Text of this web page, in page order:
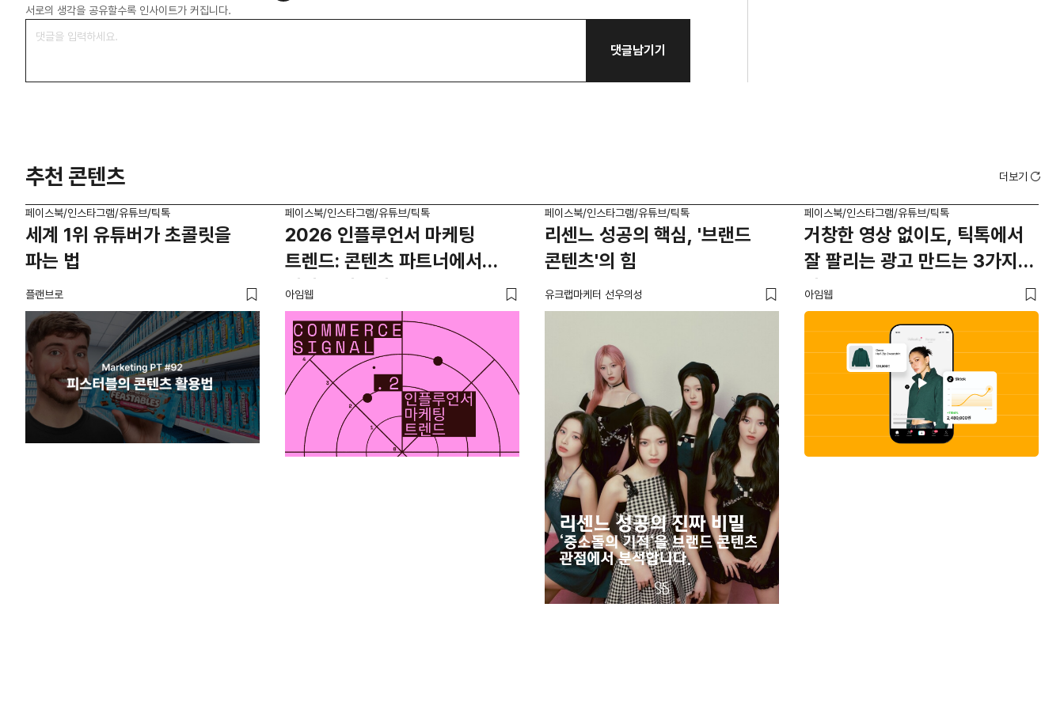
서로의 생각을 공유할수록 인사이트가 커집니다.
댓글남기기
추천 콘텐츠 더보기
페이스북/인스타그램/유튜브/틱톡
세계 1위 유튜버가 초콜릿을
파는 법
플랜브로
페이스북/인스타그램/유튜브/틱톡
2026 인플루언서 마케팅
트렌드: 콘텐츠 파트너에서
커머스 파트너로
아임웹
페이스북/인스타그램/유튜브/틱톡
리센느 성공의 핵심, '브랜드
콘텐츠'의 힘
유크랩마케터 선우의성
페이스북/인스타그램/유튜브/틱톡
거창한 영상 없이도, 틱톡에서
잘 팔리는 광고 만드는 3가지
방법
아임웹